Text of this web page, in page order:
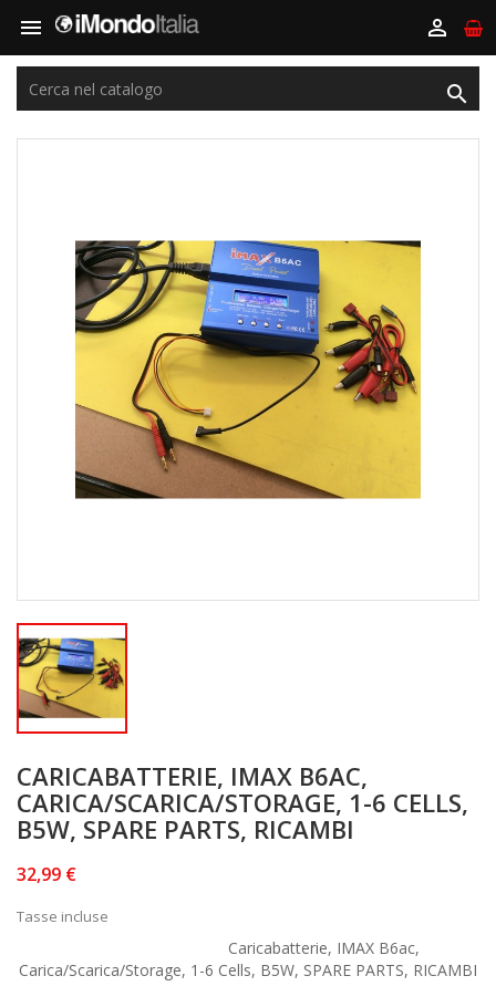
 

CARICABATTERIE, IMAX B6AC,
CARICA/SCARICA/STORAGE, 1-6 CELLS,
B5W, SPARE PARTS, RICAMBI
32,99 €
Tasse incluse
Caricabatterie, IMAX B6ac,
Carica/Scarica/Storage, 1-6 Cells, B5W, SPARE PARTS, RICAMBI